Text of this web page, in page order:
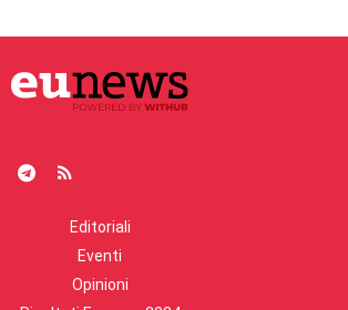
Editoriali
Eventi
Opinioni